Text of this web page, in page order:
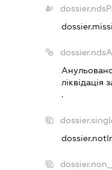
лiквiдацiя
.